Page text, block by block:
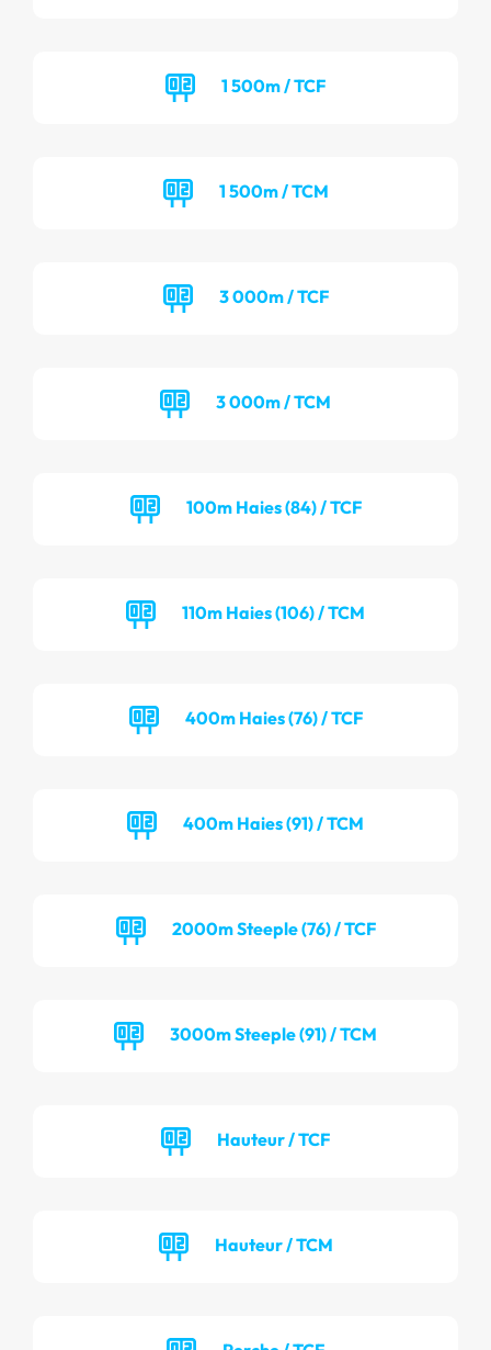
1 500m / TCF
1 500m / TCM
3 000m / TCF
3 000m / TCM
100m Haies (84) / TCF
110m Haies (106) / TCM
400m Haies (76) / TCF
400m Haies (91) / TCM
2000m Steeple (76) / TCF
3000m Steeple (91) / TCM
Hauteur / TCF
Hauteur / TCM